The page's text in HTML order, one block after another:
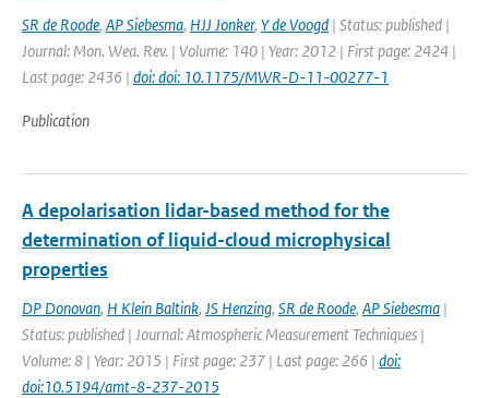
SR de Roode, AP Siebesma, HJJ Jonker, Y de Voogd | Status: published |
Journal: Mon. Wea. Rev. | Volume: 140 | Year: 2012 | First page: 2424 |
Last page: 2436 | doi: doi: 10.1175/MWR-D-11-00277-1
Publication
A depolarisation lidar-based method for the
determination of liquid-cloud microphysical
properties
DP Donovan, H Klein Baltink, JS Henzing, SR de Roode, AP Siebesma |
Status: published | Journal: Atmospheric Measurement Techniques |
Volume: 8 | Year: 2015 | First page: 237 | Last page: 266 | doi:
doi:10.5194/amt-8-237-2015